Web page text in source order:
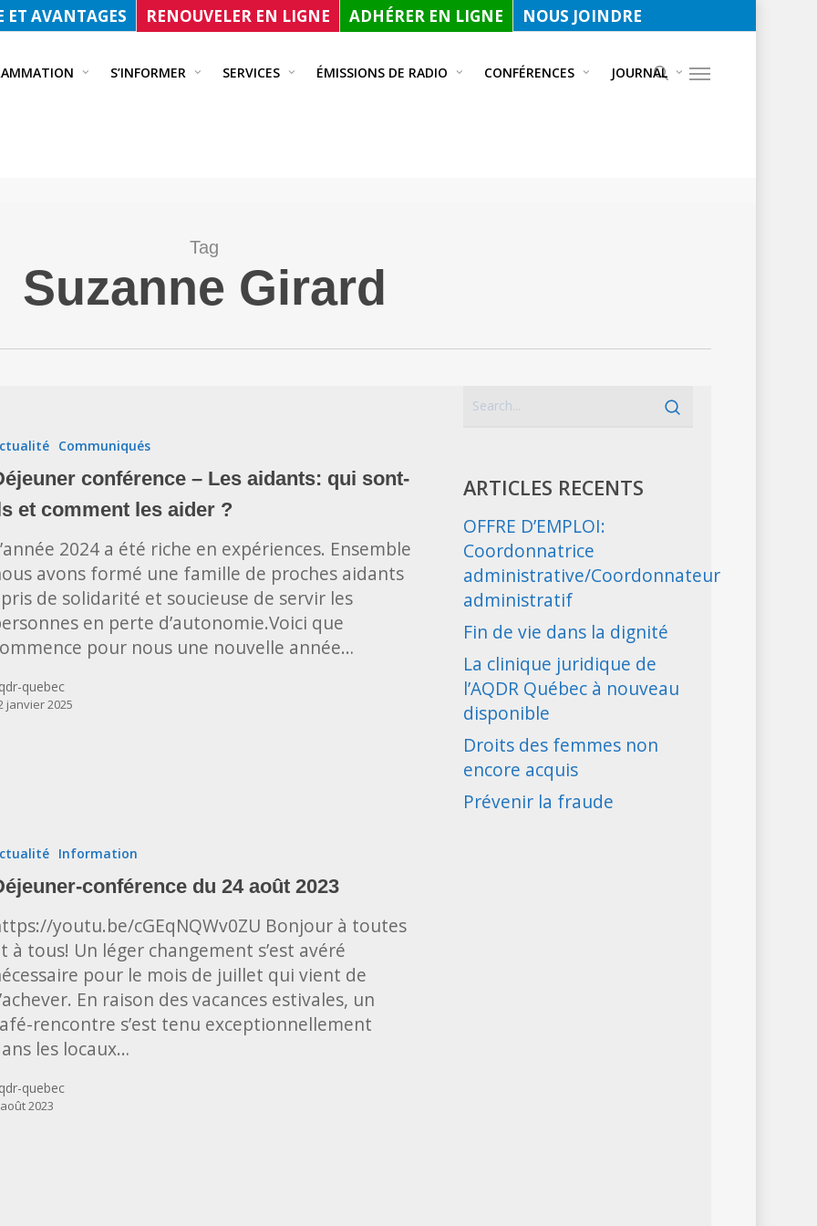
ET AVANTAGES RENOUVELER EN LIGNE ADHÉRER EN LIGNE
NOUS JOINDRE
S’INFORMER SERVICES ÉMISSIONS DE RADIO CONFÉRENCES JOURNAL
Tag
Suzanne Girard
Communiqués
conférence – Les aidants: qui sont-
et comment les aider ?
2024 a été riche en expériences. Ensemble
avons formé une famille de proches aidants
de solidarité et soucieuse de servir les
en perte d’autonomie.Voici que
pour nous une nouvelle année…
quebec
janvier 2025
Information
conférence du 24 août 2023
youtu.be/cGEqNQWv0ZU Bonjour à toutes
à tous! Un léger changement s’est avéré
pour le mois de juillet qui vient de
En raison des vacances estivales, un
rencontre s’est tenu exceptionnellement
les locaux…
quebec
2023
ARTICLES RECENTS
OFFRE D’EMPLOI:
Coordonnatrice
administrative/Coordonnateur
administratif
Fin de vie dans la dignité
La clinique juridique de
l’AQDR Québec à nouveau
disponible
Droits des femmes non
encore acquis
Prévenir la fraude